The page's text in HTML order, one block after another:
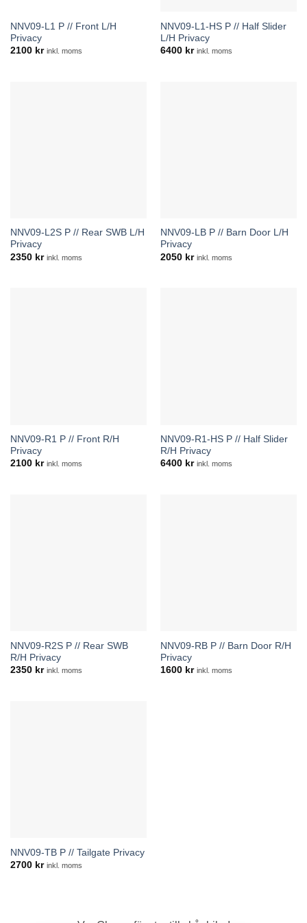
NNV09-L1 P // Front L/H
Privacy
2100 kr inkl. moms
NNV09-L1-HS P // Half Slider
L/H Privacy
6400 kr inkl. moms
NNV09-L2S P // Rear SWB L/H
Privacy
2350 kr inkl. moms
NNV09-LB P // Barn Door L/H
Privacy
2050 kr inkl. moms
NNV09-R1 P // Front R/H
Privacy
2100 kr inkl. moms
NNV09-R1-HS P // Half Slider
R/H Privacy
6400 kr inkl. moms
NNV09-R2S P // Rear SWB
R/H Privacy
2350 kr inkl. moms
NNV09-RB P // Barn Door R/H
Privacy
1600 kr inkl. moms
NNV09-TB P // Tailgate Privacy
2700 kr inkl. moms